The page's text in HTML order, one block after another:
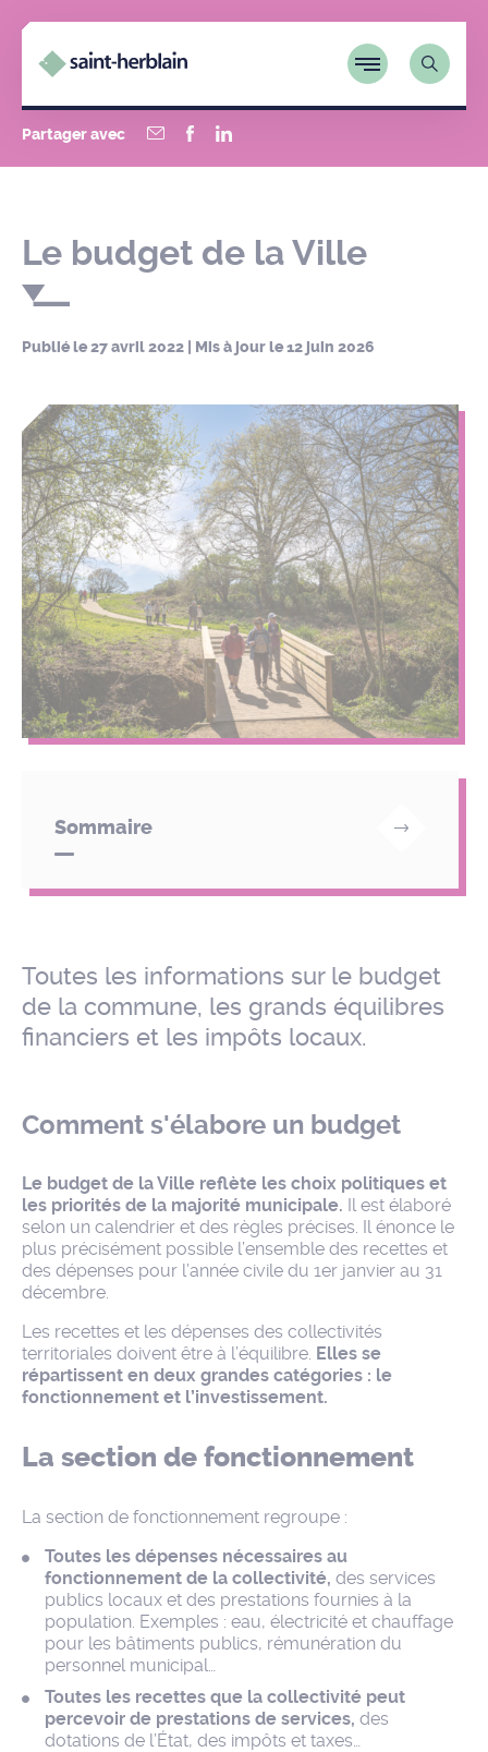
Partager avec
Le budget de la Ville
Publié le27 avril 2022 | Mis à jour le12 juin 2026
Sommaire
Toutes les informations sur le budget
de la commune, les grands équilibres
financiers et les impôts locaux.
Comment s'élabore un budget
Le budget de la Ville reflète les choix politiques et
les priorités de la majorité municipale. Il est élaboré
selon un calendrier et des règles précises. Il énonce le
plus précisément possible l’ensemble des recettes et
des dépenses pour l’année civile du 1er janvier au 31
décembre.
Les recettes et les dépenses des collectivités
territoriales doivent être à l’équilibre. Elles se
répartissent en deux grandes catégories : le
fonctionnement et l’investissement.
La section de fonctionnement
La section de fonctionnement regroupe :
Toutes les dépenses nécessaires au
fonctionnement de la collectivité, des services
publics locaux et des prestations fournies à la
population. Exemples : eau, électricité et chauffage
pour les bâtiments publics, rémunération du
personnel municipal…
Toutes les recettes que la collectivité peut
percevoir de prestations de services, des
dotations de l’État, des impôts et taxes…